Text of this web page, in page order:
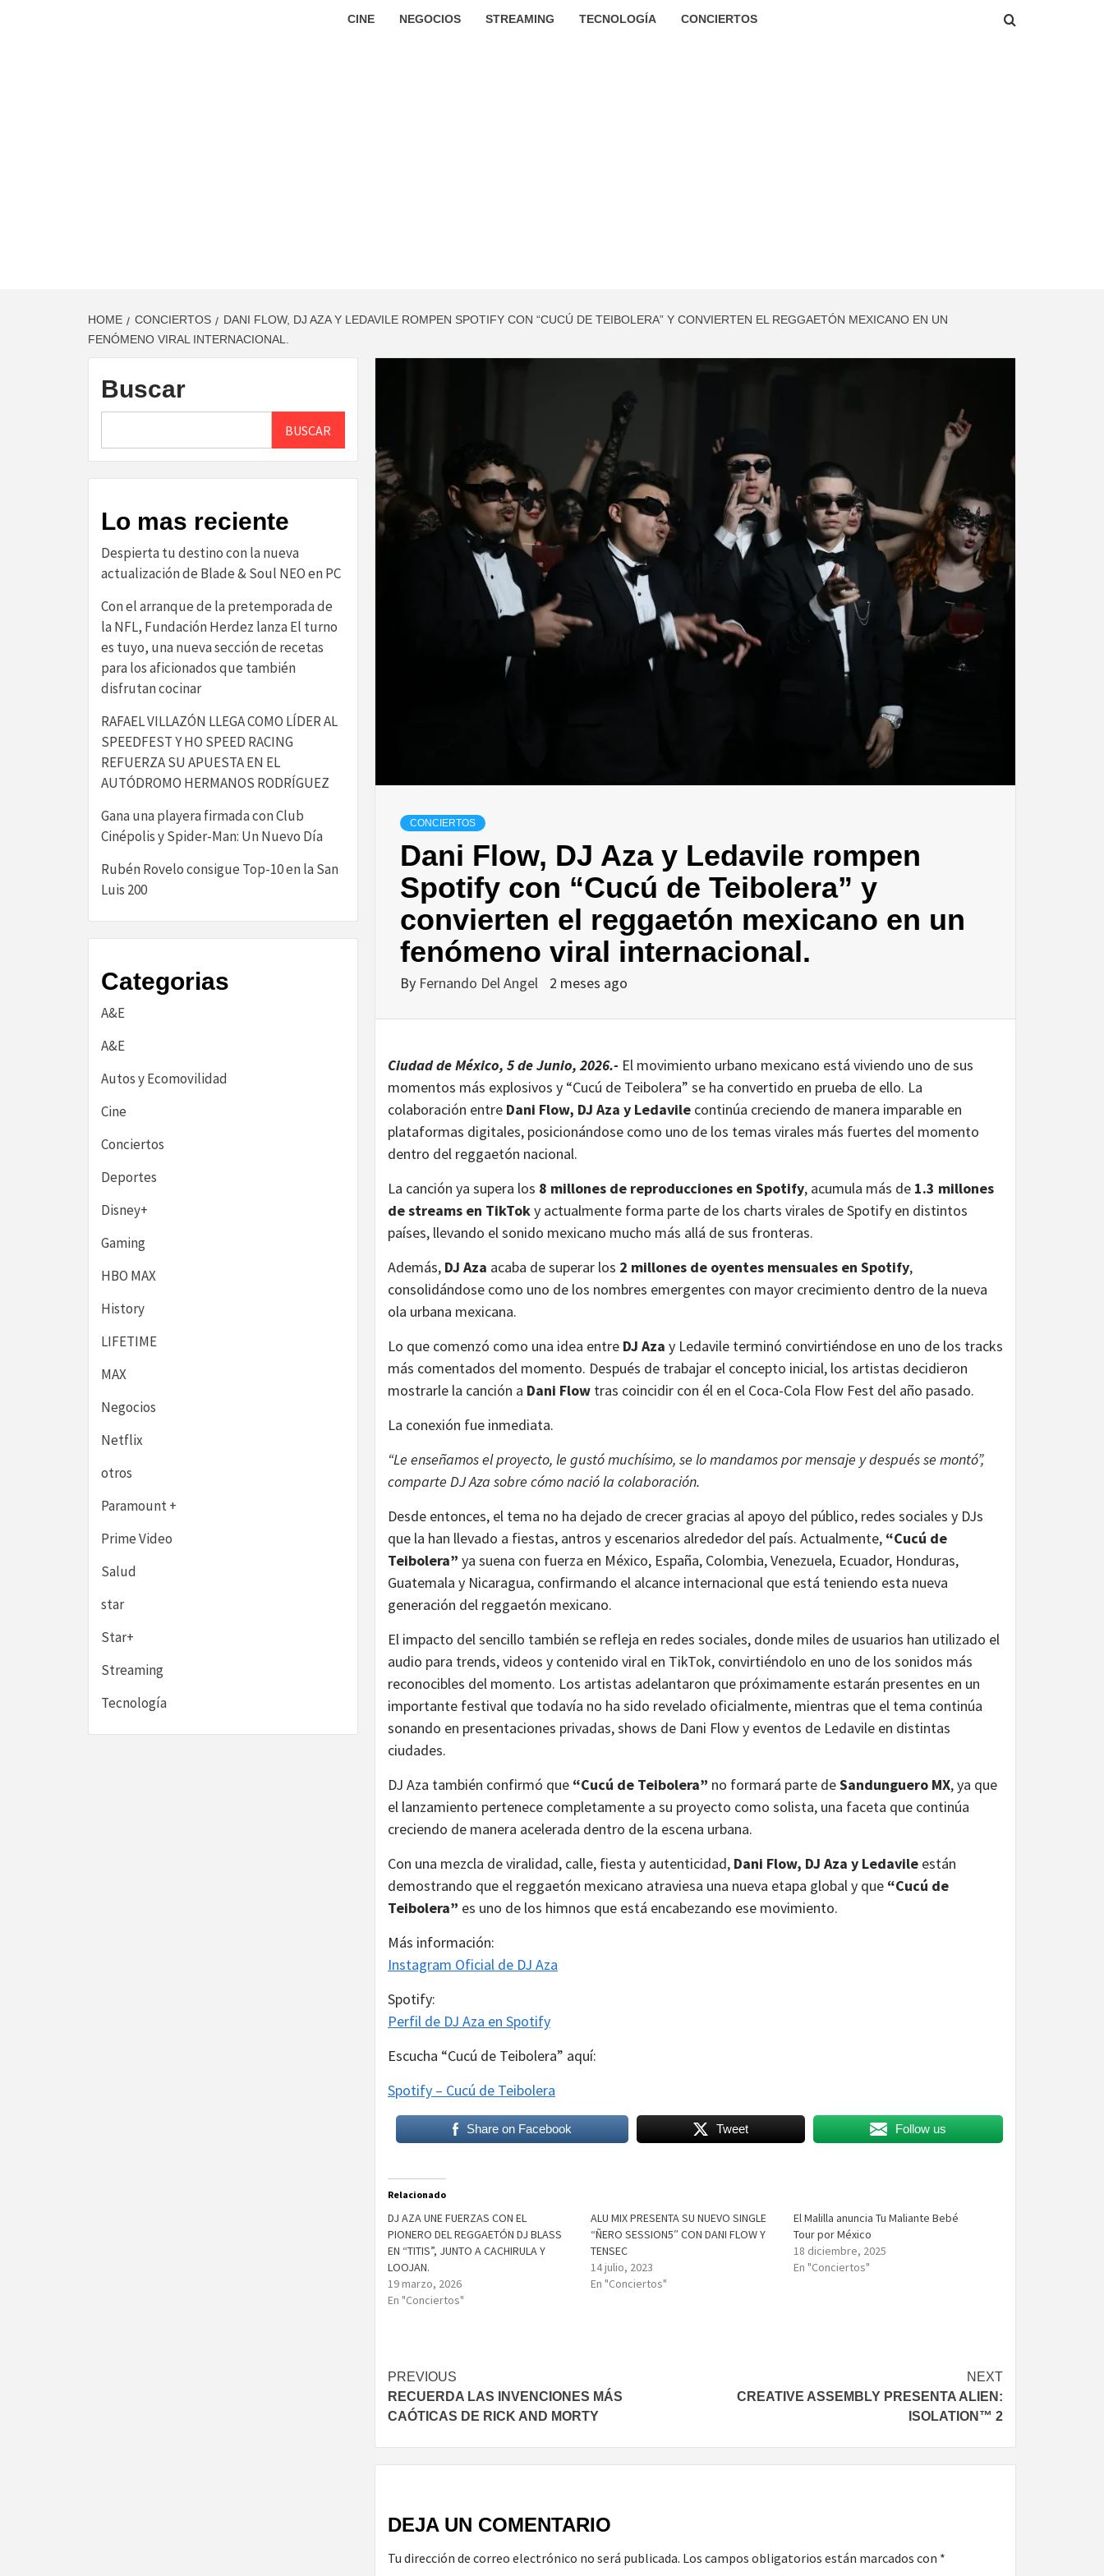
CINE NEGOCIOS STREAMING TECNOLOGÍA CONCIERTOS
HOME CONCIERTOS
DANI FLOW, DJ AZA Y LEDAVILE ROMPEN SPOTIFY CON “CUCÚ DE TEIBOLERA” Y CONVIERTEN EL REGGAETÓN MEXICANO EN UN
FENÓMENO VIRAL INTERNACIONAL.
CONCIERTOS
Dani Flow, DJ Aza y Ledavile rompen
Spotify con “Cucú de Teibolera” y
convierten el reggaetón mexicano en un
fenómeno viral internacional.
By Fernando Del Angel 2 meses ago
Ciudad de México, 5 de Junio, 2026.- El movimiento urbano mexicano está viviendo uno de sus
momentos más explosivos y “Cucú de Teibolera” se ha convertido en prueba de ello. La
colaboración entre Dani Flow, DJ Aza y Ledavile continúa creciendo de manera imparable en
plataformas digitales, posicionándose como uno de los temas virales más fuertes del momento
dentro del reggaetón nacional.
La canción ya supera los 8 millones de reproducciones en Spotify, acumula más de 1.3 millones
de streams en TikToky actualmente forma parte de los charts virales de Spotify en distintos
países, llevando el sonido mexicano mucho más allá de sus fronteras.
Además, DJ Aza acaba de superar los 2 millones de oyentes mensuales en Spotify,
consolidándose como uno de los nombres emergentes con mayor crecimiento dentro de la nueva
ola urbana mexicana.
Lo que comenzó como una idea entre DJ Aza y Ledavile terminó convirtiéndose en uno de los tracks
más comentados del momento. Después de trabajar el concepto inicial, los artistas decidieron
mostrarle la canción a Dani Flow tras coincidir con él en el Coca-Cola Flow Fest del año pasado.
La conexión fue inmediata.
“Le enseñamos el proyecto, le gustó muchísimo, se lo mandamos por mensaje y después se montó”,
comparte DJ Aza sobre cómo nació la colaboración.
Desde entonces, el tema no ha dejado de crecer gracias al apoyo del público, redes sociales y DJs
que la han llevado a fiestas, antros y escenarios alrededor del país. Actualmente, “Cucú de
Teibolera” ya suena con fuerza en México, España, Colombia, Venezuela, Ecuador, Honduras,
Guatemala y Nicaragua, confirmando el alcance internacional que está teniendo esta nueva
generación del reggaetón mexicano.
El impacto del sencillo también se refleja en redes sociales, donde miles de usuarios han utilizado el
audio para trends, videos y contenido viral en TikTok, convirtiéndolo en uno de los sonidos más
reconocibles del momento. Los artistas adelantaron que próximamente estarán presentes en un
importante festival que todavía no ha sido revelado oficialmente, mientras que el tema continúa
sonando en presentaciones privadas, shows de Dani Flow y eventos de Ledavile en distintas
ciudades.
DJ Aza también confirmó que “Cucú de Teibolera” no formará parte deSandunguero MX, ya que
el lanzamiento pertenece completamente a su proyecto como solista, una faceta que continúa
creciendo de manera acelerada dentro de la escena urbana.
Con una mezcla de viralidad, calle, fiesta y autenticidad, Dani Flow, DJ Aza y Ledavile están
demostrando que el reggaetón mexicano atraviesa una nueva etapa global y que “Cucú de
Teibolera” es uno de los himnos que está encabezando ese movimiento.
Más información:
Instagram Oficial de DJ Aza
Spotify:
Perfil de DJ Aza en Spotify
Escucha “Cucú de Teibolera” aquí:
Spotify – Cucú de Teibolera
Share on Facebook Tweet Follow us
Relacionado
DJ AZA UNE FUERZAS CON EL
PIONERO DEL REGGAETÓN DJ BLASS
EN “TITIS”, JUNTO A CACHIRULA Y
LOOJAN.
19 marzo, 2026
En "Conciertos"
ALU MIX PRESENTA SU NUEVO SINGLE
“ÑERO SESSION5″ CON DANI FLOW Y
TENSEC
14 julio, 2023
En "Conciertos"
El Malilla anuncia Tu Maliante Bebé
Tour por México
18 diciembre, 2025
En "Conciertos"
Post
navigation
PREVIOUS
RECUERDA LAS INVENCIONES MÁS
CAÓTICAS DE RICK AND MORTY
NEXT
CREATIVE ASSEMBLY PRESENTA ALIEN:
ISOLATION™ 2
DEJA UN COMENTARIO
Tu dirección de correo electrónico no será publicada. Los campos obligatorios están marcados con *
Buscar
BUSCAR
Lo mas reciente
Despierta tu destino con la nueva
actualización de Blade & Soul NEO en PC
Con el arranque de la pretemporada de
la NFL, Fundación Herdez lanza El turno
es tuyo, una nueva sección de recetas
para los aficionados que también
disfrutan cocinar
RAFAEL VILLAZÓN LLEGA COMO LÍDER AL
SPEEDFEST Y HO SPEED RACING
REFUERZA SU APUESTA EN EL
AUTÓDROMO HERMANOS RODRÍGUEZ
Gana una playera firmada con Club
Cinépolis y Spider-Man: Un Nuevo Día
Rubén Rovelo consigue Top-10 en la San
Luis 200
Categorias
A&E
A&E
Autos y Ecomovilidad
Cine
Conciertos
Deportes
Disney+
Gaming
HBO MAX
History
LIFETIME
MAX
Negocios
Netflix
otros
Paramount +
Prime Video
Salud
star
Star+
Streaming
Tecnología